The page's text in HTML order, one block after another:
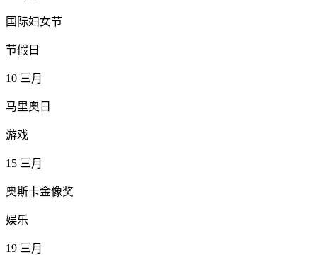
国际妇女节
节假日
10 三月
马里奥日
游戏
15 三月
奥斯卡金像奖
娱乐
19 三月